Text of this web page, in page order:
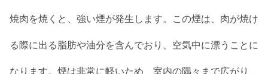
焼肉を焼くと、強い煙が発生します。この煙は、肉が焼け
る際に出る脂肪や油分を含んでおり、空気中に漂うことに
なります。煙は非常に軽いため、室内の隅々まで広がり、